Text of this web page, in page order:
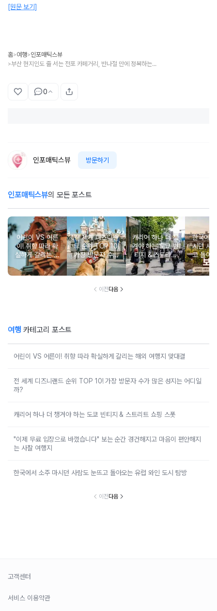
[원문 보기]
홈>여행>인포매틱스뷰
> 부산 현지인도 줄 서는 전포 카페거리, 반나절 만에 정복하는 4시간 압축 코스
0
인포매틱스뷰 방문하기
인포매틱스뷰의 모든 포스트
어린이 VS 어른
이! 취향 따라 확
실하게 갈리는 해
외 여행지 맞대결
전 세계 디즈니랜
드 순위 TOP 10!
가장 방문자 수가
많은 성지는 어디
일까?
캐리어 하나 더 챙
겨야 하는 도쿄 빈
티지 & 스트리트
쇼핑 스폿
한국에
시던 사
고 돌아
와인 도
이전다음
여행 카테고리 포스트
어린이 VS 어른이! 취향 따라 확실하게 갈리는 해외 여행지 맞대결
전 세계 디즈니랜드 순위 TOP 10! 가장 방문자 수가 많은 성지는 어디일
까?
캐리어 하나 더 챙겨야 하는 도쿄 빈티지 & 스트리트 쇼핑 스폿
"이제 무료 입장으로 바꼈습니다" 보는 순간 경건해지고 마음이 편안해지
는 사찰 여행지
한국에서 소주 마시던 사람도 눈뜨고 돌아오는 유럽 와인 도시 탐방
이전다음
고객센터
서비스 이용약관